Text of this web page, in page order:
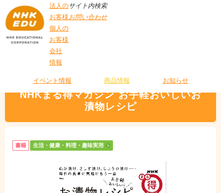
法人の
お客様
個人の
お客様
会社
情報
サイト内検索
お問い合わせ
イベント情報 商品情報 お知らせ
しいお漬物レシピ
NHKまる得マガジン お手軽おいしいお
漬物レシピ
書籍 生活・健康・料理・趣味実用